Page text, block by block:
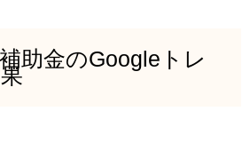
助金のGoogleトレ